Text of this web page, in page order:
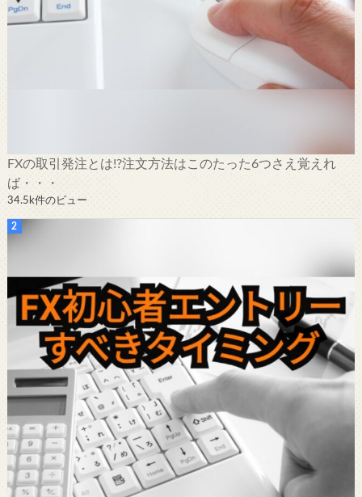
FXの取引発注とは!?注文方法はこのたった6つさえ覚えれ
ば・・・
34.5k件のビュー